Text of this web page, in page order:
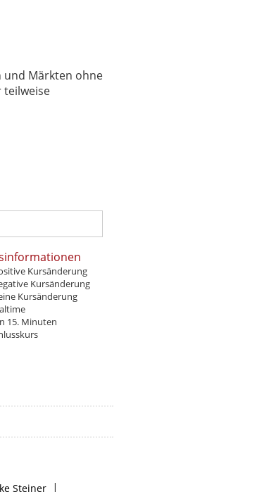
und Märkten ohne
teilweise
Kursänderung
Kursänderung
Kursänderung
15. Minuten
Steiner |